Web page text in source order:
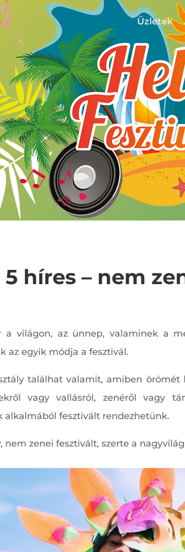
Üzletek
híres – nem
világon, az ünnep, valaminek a
az egyik módja a fesztivál.
találhat valamit, amiben örömét
vagy vallásról, zenéről vagy
fesztivált rendezhetünk.
zenei fesztivált, szerte a